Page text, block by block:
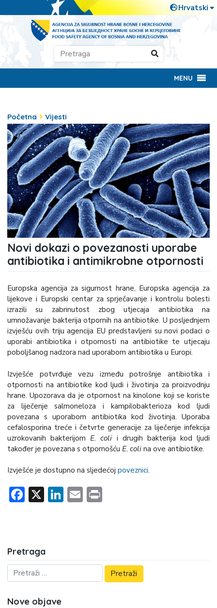
MENU
Početna Vijesti
Novi dokazi o povezanosti uporabe
antibiotika i antimikrobne otpornosti
Europska agencija za sigurnost hrane, Europska agencija za
lijekove i Europski centar za sprječavanje i kontrolu bolesti
izrazili su zabrinutost zbog utjecaja antibiotika na
umnožavanje bakterija otpornih na antibiotike. U posljednjem
izvješću ovih triju agencija EU predstavljeni su novi podaci o
uporabi antibiotika i otpornosti na antibiotike te utjecaju
poboljšanog nadzora nad uporabom antibiotika u Europi.
Izvješće potvrđuje vezu između potrošnje antibiotika i
otpornosti na antibiotike kod ljudi i životinja za proizvodnju
hrane. Upozorava da je otpornost na kinolone koji se koriste
za liječenje salmoneloza i kampilobakterioza kod ljudi
povezana s uporabom antibiotika kod životinja. Uporaba
cefalosporina treće i četvrte generacije za liječenje infekcija
uzrokovanih bakterijomE. coli i drugih bakterija kod ljudi
također je povezana s otpornošću E. coli na ove antibiotike.
Izvješće je dostupno na sljedećoj poveznici.
Facebook
X LinkedIn
Email
Pretraga
Nove objave